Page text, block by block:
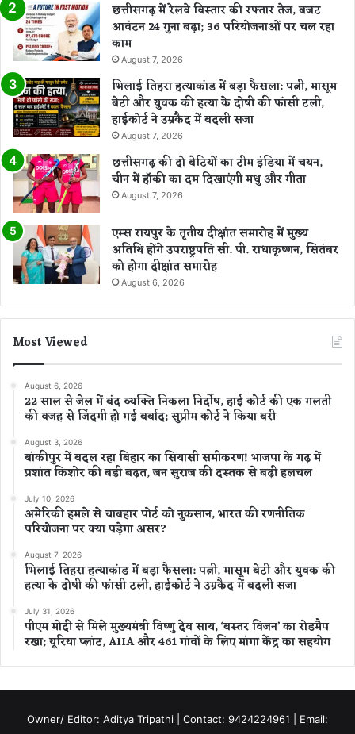
छत्तीसगढ़ में रेलवे विस्तार की रफ्तार तेज, बजट
आवंटन 24 गुना बढ़ा; 36 परियोजनाओं पर चल रहा
काम
August 7, 2026
भिलाई तिहरा हत्याकांड में बड़ा फैसला: पत्नी, मासूम
बेटी और युवक की हत्या के दोषी की फांसी टली,
हाईकोर्ट ने उम्रकैद में बदली सजा
August 7, 2026
छत्तीसगढ़ की दो बेटियों का टीम इंडिया में चयन,
चीन में हॉकी का दम दिखाएंगी मधु और गीता
August 7, 2026
एम्स रायपुर के तृतीय दीक्षांत समारोह में मुख्य
अतिथि होंगे उपराष्ट्रपति सी. पी. राधाकृष्णन, सितंबर
को होगा दीक्षांत समारोह
August 6, 2026
Most Viewed
August 6, 2026
22 साल से जेल में बंद व्यक्ति निकला निर्दोष, हाई कोर्ट की एक गलती
की वजह से जिंदगी हो गई बर्बाद; सुप्रीम कोर्ट ने किया बरी
August 3, 2026
बांकीपुर में बदल रहा बिहार का सियासी समीकरण! भाजपा के गढ़ में
प्रशांत किशोर की बड़ी बढ़त, जन सुराज की दस्तक से बढ़ी हलचल
July 10, 2026
अमेरिकी हमले से चाबहार पोर्ट को नुकसान, भारत की रणनीतिक
परियोजना पर क्या पड़ेगा असर?
August 7, 2026
भिलाई तिहरा हत्याकांड में बड़ा फैसला: पत्नी, मासूम बेटी और युवक की
हत्या के दोषी की फांसी टली, हाईकोर्ट ने उम्रकैद में बदली सजा
July 31, 2026
पीएम मोदी से मिले मुख्यमंत्री विष्णु देव साय, ‘बस्तर विजन’ का रोडमैप
रखा; यूरिया प्लांट, AIIA और 461 गांवों के लिए मांगा केंद्र का सहयोग
Owner/ Editor: Aditya Tripathi | Contact: 9424224961 | Email: